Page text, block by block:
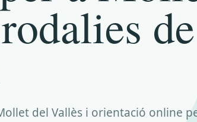
de
del Vallès i orientació online